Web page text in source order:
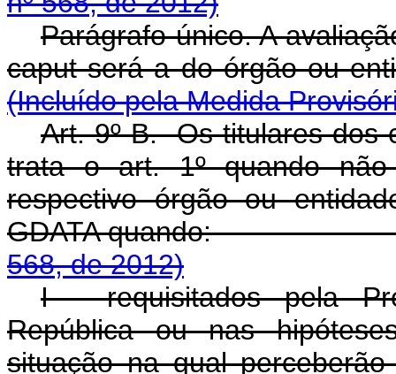
Parágrafo único. A
caput será a do
(Incluído pela Medida
Art. 9º-B. Os titulares dos
trata o art. 1º quando
respectivo órgão ou
GDATA
568, de 2012)
I - requisitados pela
República ou nas
situação na qual